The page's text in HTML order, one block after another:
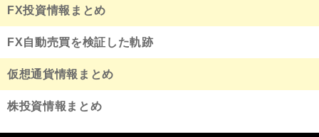
FX投資情報まとめ
FX自動売買を検証した軌跡
仮想通貨情報まとめ
株投資情報まとめ